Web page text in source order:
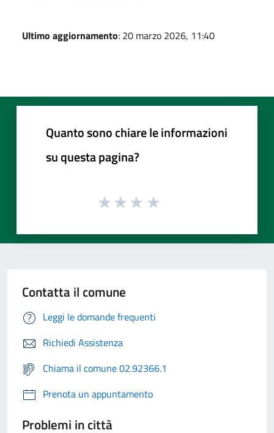
Ultimo aggiornamento: 20 marzo 2026, 11:40
Quanto sono chiare le informazioni
su questa pagina?
Contatta il comune
Leggi le domande frequenti
Richiedi Assistenza
Chiama il comune 02.92366.1
Prenota un appuntamento
Problemi in città